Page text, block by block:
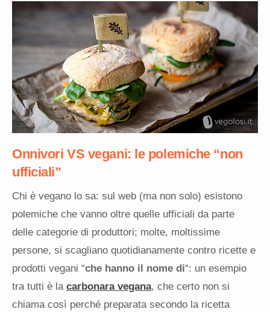
Onnivori VS vegani: le polemiche “non
ufficiali”
Chi è vegano lo sa: sul web (ma non solo) esistono
polemiche che vanno oltre quelle ufficiali da parte
delle categorie di produttori; molte, moltissime
persone, si scagliano quotidianamente contro ricette e
prodotti vegani “che hanno il nome di“: un esempio
tra tutti è la carbonara vegana, che certo non si
chiama così perché preparata secondo la ricetta